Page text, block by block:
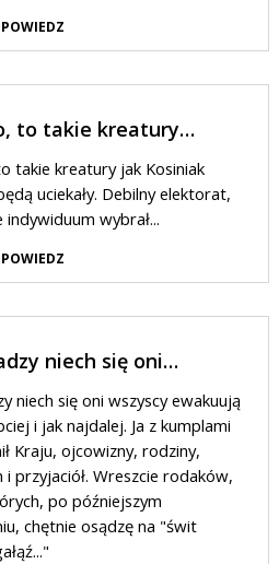
to takie kreatury…
takie kreatury jak Kosiniak
uciekały. Debilny elektorat,
wybrał...
niech się oni…
niech się oni wszyscy ewakuują
i jak najdalej. Ja z kumplami
Kraju, ojcowizny, rodziny,
i przyjaciół. Wreszcie rodaków,
po późniejszym
chętnie osądzę na "‌świt